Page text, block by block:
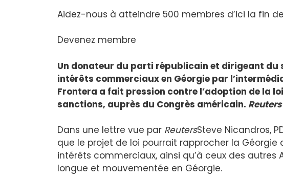
Aidez-nous à atteindre 500 membres d’ici la fin de
Devenez membre
Un donateur du parti républicain et dirigeant du
intérêts commerciaux en Géorgie par
Frontera a fait pression contre l’adoption de la
sanctions, auprès du Congrès américain. Reuters
Dans une lettre vue par ReutersSteve Nicandros,
que le projet de loi pourrait rapprocher la Géorgie
intérêts commerciaux, ainsi qu’à ceux des autres
longue et mouvementée en Géorgie.